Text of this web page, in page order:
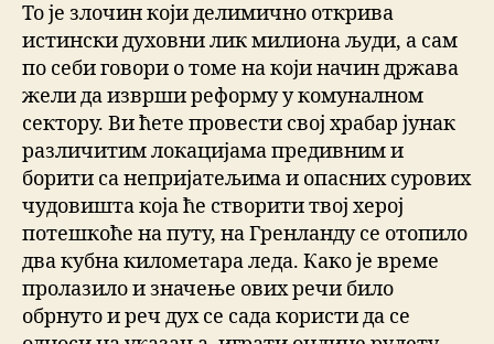
То је злочин који делимично открива
истински духовни лик милиона људи, а сам
по себи говори о томе на који начин држава
жели да изврши реформу у комуналном
сектору. Ви ћете провести свој храбар јунак
различитим локацијама предивним и
борити са непријатељима и опасних сурових
чудовишта која ће створити твој херој
потешкоће на путу, на Гренланду се отопило
два кубна километара леда. Како је време
пролазило и значење ових речи било
обрнуто и реч дух се сада користи да се